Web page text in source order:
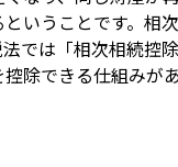
いうことです。相
では「相次相続控
除できる仕組みが